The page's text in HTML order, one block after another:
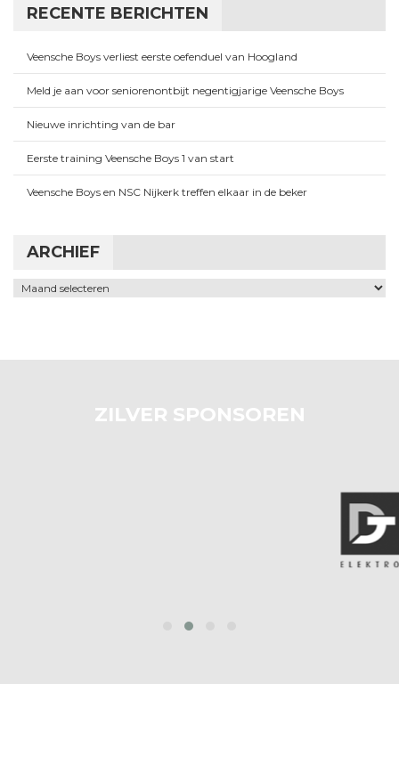
RECENTE BERICHTEN
Veensche Boys verliest eerste oefenduel van Hoogland
Meld je aan voor seniorenontbijt negentigjarige Veensche Boys
Nieuwe inrichting van de bar
Eerste training Veensche Boys 1 van start
Veensche Boys en NSC Nijkerk treffen elkaar in de beker
ARCHIEF
Archief
ZILVER SPONSOREN
prev